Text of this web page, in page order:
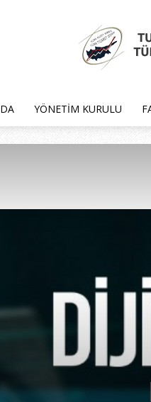
YÖNETIM KURULU